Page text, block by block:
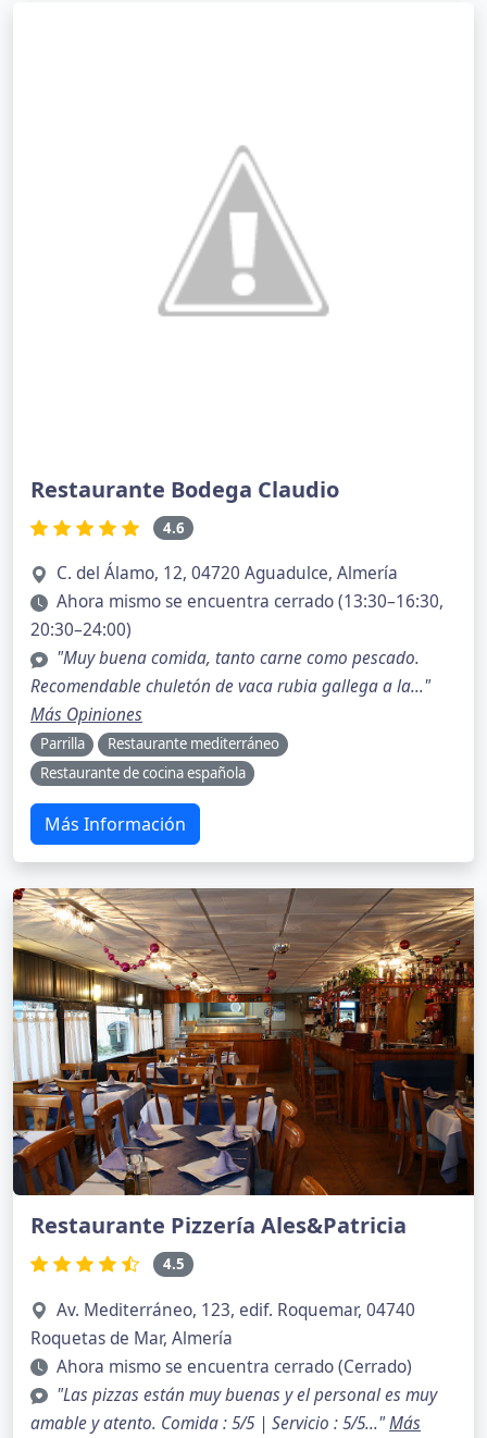
Restaurante Bodega Claudio
4.6
C. del Álamo, 12, 04720 Aguadulce, Almería
Ahora mismo se encuentra cerrado (13:30–16:30,
20:30–24:00)
"Muy buena comida, tanto carne como pescado.
Recomendable chuletón de vaca rubia gallega a la..."
Más Opiniones
Parrilla
Restaurante mediterráneo
Restaurante de cocina española
Más Información
Restaurante Pizzería Ales&Patricia
4.5
Av. Mediterráneo, 123, edif. Roquemar, 04740
Roquetas de Mar, Almería
Ahora mismo se encuentra cerrado (Cerrado)
"Las pizzas están muy buenas y el personal es muy
amable y atento. Comida : 5/5 | Servicio : 5/5..."Más